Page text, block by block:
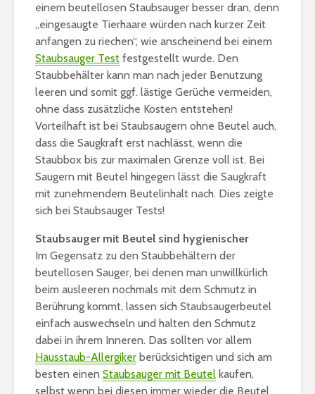
einem beutellosen Staubsauger besser dran, denn
„eingesaugte Tierhaare würden nach kurzer Zeit
anfangen zu riechen“, wie anscheinend bei einem
Staubsauger Test festgestellt wurde. Den
Staubbehälter kann man nach jeder Benutzung
leeren und somit ggf. lästige Gerüche vermeiden,
ohne dass zusätzliche Kosten entstehen!
Vorteilhaft ist bei Staubsaugern ohne Beutel auch,
dass die Saugkraft erst nachlässt, wenn die
Staubbox bis zur maximalen Grenze voll ist. Bei
Saugern mit Beutel hingegen lässt die Saugkraft
mit zunehmendem Beutelinhalt nach. Dies zeigte
sich bei Staubsauger Tests!
Staubsauger mit Beutel sind hygienischer
Im Gegensatz zu den Staubbehältern der
beutellosen Sauger, bei denen man unwillkürlich
beim ausleeren nochmals mit dem Schmutz in
Berührung kommt, lassen sich Staubsaugerbeutel
einfach auswechseln und halten den Schmutz
dabei in ihrem Inneren. Das sollten vor allem
Hausstaub-Allergiker berücksichtigen und sich am
besten einen Staubsauger mit Beutel kaufen,
selbst wenn bei diesen immer wieder die Beutel